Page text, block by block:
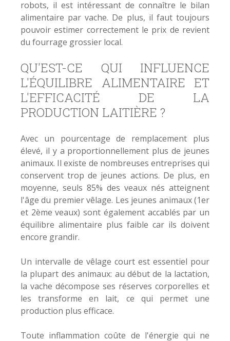
robots, il est intéressant de connaître le bilan
alimentaire par vache. De plus, il faut toujours
pouvoir estimer correctement le prix de revient
du fourrage grossier local.
QU'EST-CE QUI INFLUENCE
L'ÉQUILIBRE ALIMENTAIRE ET
L'EFFICACITÉ DE LA
PRODUCTION LAITIÈRE ?
Avec un pourcentage de remplacement plus
élevé, il y a proportionnellement plus de jeunes
animaux. Il existe de nombreuses entreprises qui
conservent trop de jeunes actions. De plus, en
moyenne, seuls 85% des veaux nés atteignent
l'âge du premier vêlage. Les jeunes animaux (1er
et 2ème veaux) sont également accablés par un
équilibre alimentaire plus faible car ils doivent
encore grandir.
Un intervalle de vêlage court est essentiel pour
la plupart des animaux: au début de la lactation,
la vache décompose ses réserves corporelles et
les transforme en lait, ce qui permet une
production plus efficace.
Toute inflammation coûte de l'énergie qui ne